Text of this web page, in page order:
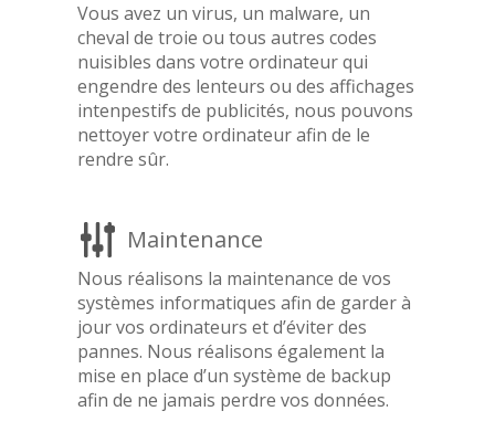
Vous avez un virus, un malware, un
cheval de troie ou tous autres codes
nuisibles dans votre ordinateur qui
engendre des lenteurs ou des affichages
intenpestifs de publicités, nous pouvons
nettoyer votre ordinateur afin de le
rendre sûr.
Maintenance
Nous réalisons la maintenance de vos
systèmes informatiques afin de garder à
jour vos ordinateurs et d’éviter des
pannes. Nous réalisons également la
mise en place d’un système de backup
afin de ne jamais perdre vos données.